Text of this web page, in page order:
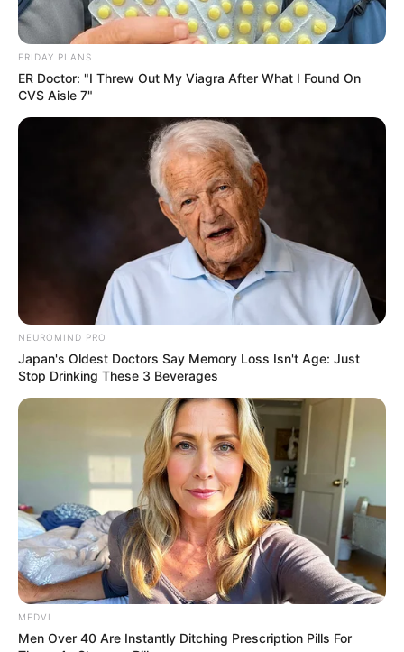
Did You Notice How Natural Simba’s Movements
Looked In The Movie?
10 World Cup 2026 Facts Every Football Fan
Should Know
BRAINBERRIES
FRIDAY PLANS
ER Doctor: "I Threw Out My Viagra After What I Found On
CVS Aisle 7"
NEUROMIND PRO
Japan's Oldest Doctors Say Memory Loss Isn't Age: Just
Stop Drinking These 3 Beverages
MEDVI
Men Over 40 Are Instantly Ditching Prescription Pills For